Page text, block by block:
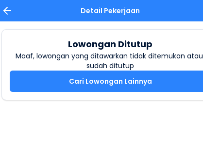
Detail Pekerjaan
Lowongan Ditutup
Maaf, lowongan yang ditawarkan tidak ditemukan atau
sudah ditutup
Cari Lowongan Lainnya